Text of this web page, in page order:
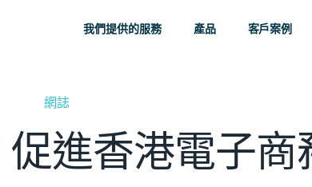
我們提供的服務 產品 客戶案例
網誌
促進香港電子